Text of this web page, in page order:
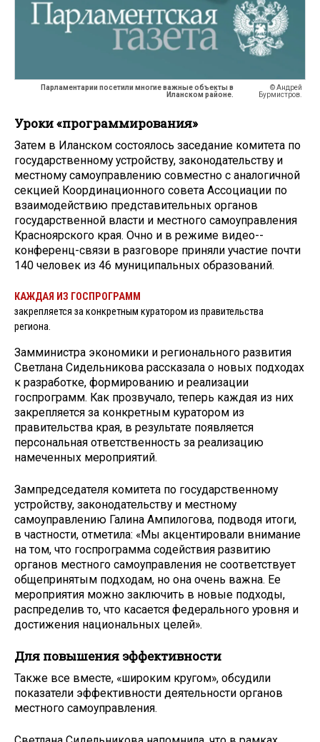
Парламентарии посетили многие важные объекты в
Иланском районе.
© Андрей
Бурмистров.
Уроки «программирования»
Затем в Иланском состоялось заседание комитета по
государственному устройству, законодательству и
местному самоуправлению совместно с аналогичной
секцией Координационного совета Ассоциации по
взаимодействию представительных органов
государственной власти и местного самоуправления
Красноярского края. Очно и в режиме видео-­
конференц-связи в разговоре приняли участие почти
140 человек из 46 муниципальных образований.
КАЖДАЯ ИЗ ГОСПРОГРАММ
закрепляется за конкретным куратором из правительства
региона.
Замминистра экономики и регионального развития
Светлана Сидельникова рассказала о новых подходах
к разработке, формированию и реализации
госпрограмм. Как прозвучало, теперь каждая из них
закрепляется за конкретным куратором из
правительства края, в результате появляется
персональная ответственность за реализацию
намеченных мероприятий.
Зампредседателя комитета по государственному
устройству, законодательству и местному
самоуправлению Галина Ампилогова, подводя итоги,
в частности, отметила: «Мы акцентировали внимание
на том, что госпрограмма содействия развитию
органов местного самоуправления не соответствует
общепринятым подходам, но она очень важна. Ее
мероприятия можно заключить в новые подходы,
распределив то, что касается федерального уровня и
достижения национальных целей».
Для повышения эффективности
Также все вместе, «широким кругом», обсудили
показатели эффективности деятельности органов
местного самоуправления.